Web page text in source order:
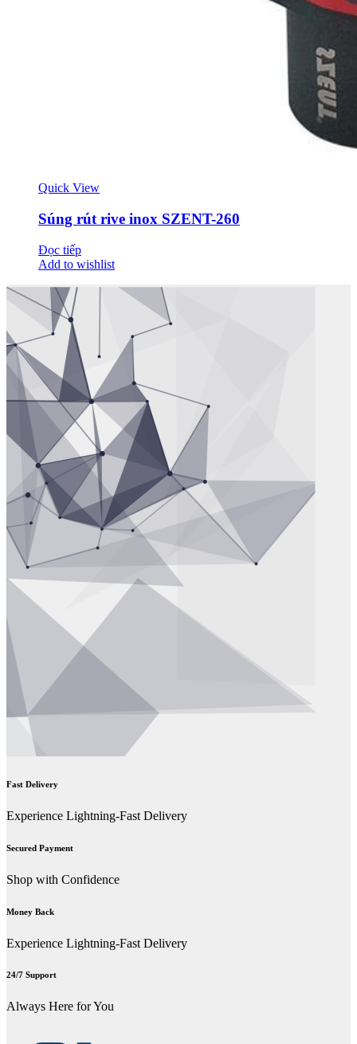
Quick View
Súng rút rive inox SZENT-260
Đọc tiếp
Add to wishlist
Fast Delivery
Experience Lightning-Fast Delivery
Secured Payment
Shop with Confidence
Money Back
Experience Lightning-Fast Delivery
24/7 Support
Always Here for You